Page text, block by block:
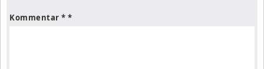
Kommentar *